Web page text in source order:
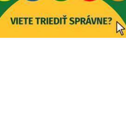
Zajtrajší zvoz odpadu
Vážený občan, zajtra 5. 8. sa bude
zvážať komunálny odpad.